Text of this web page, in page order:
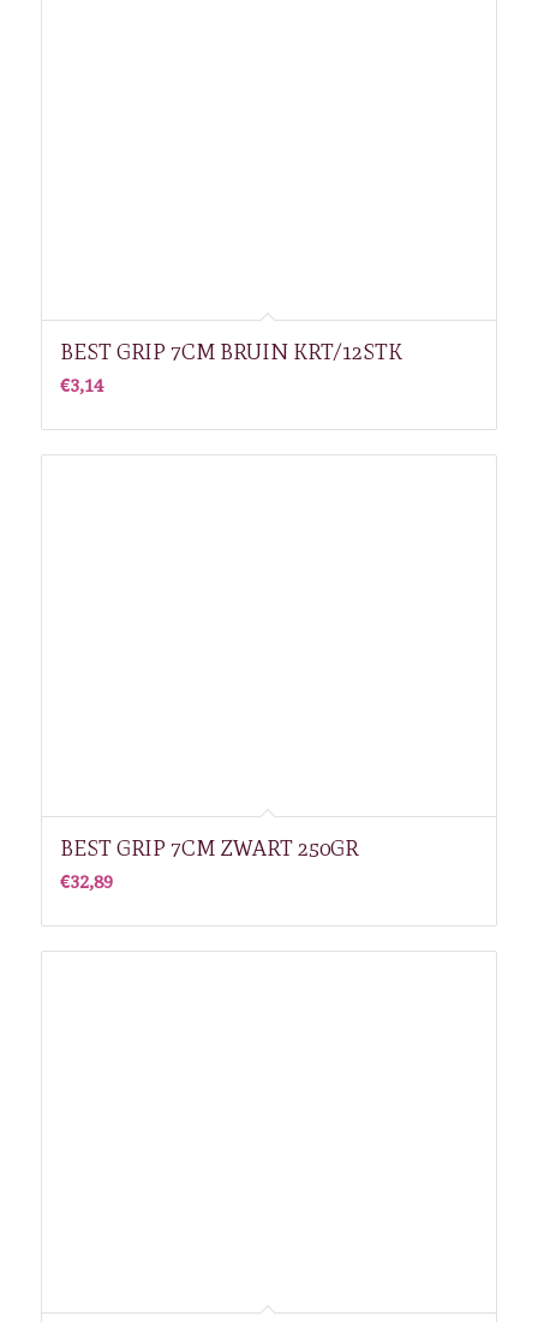
BEST GRIP 7CM BRUIN KRT/12STK
€3,14
BEST GRIP 7CM ZWART 250GR
€32,89